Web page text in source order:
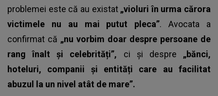
problemei este că au existat „violuri în urma cărora
victimele nu au mai putut pleca”. Avocata a
confirmat că „nu vorbim doar despre persoane de
rang înalt și celebrități”, ci și despre „bănci,
hoteluri, companii și entități care au facilitat
abuzul la un nivel atât de mare”.